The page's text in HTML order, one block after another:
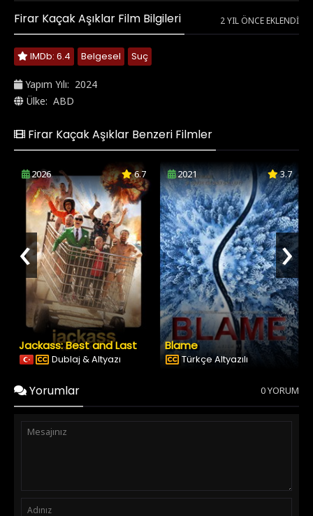
Firar Kaçak Aşıklar Film Bilgileri 2 YIL ÖNCE EKLENDI
IMDb: 6.4 Belgesel Suç
Yapım Yılı: 2024
Ülke: ABD
Firar Kaçak Aşıklar Benzeri Filmler
2026 6.7
Jackass: Best and Last
Dublaj & Altyazı
2021 3.7
Blame
Türkçe Altyazılı
‹ ›
Yorumlar 0 YORUM